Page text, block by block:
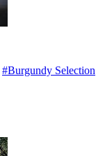
#Burgundy Selection